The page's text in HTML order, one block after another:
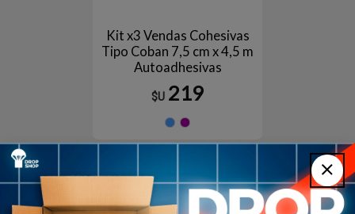
ACUATICO
BASKETBALL
Kit x3 Vendas Cohesivas
Tipo Coban 7,5 cm x 4,5 m
Autoadhesivas
$U 219